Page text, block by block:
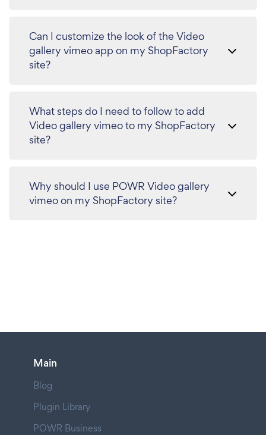
Can I customize the look of the Video
gallery vimeo app on my ShopFactory
site?
What steps do I need to follow to add
Video gallery vimeo to my ShopFactory
site?
Why should I use POWR Video gallery
vimeo on my ShopFactory site?
Main
Blog
Plugin Library
POWR Business